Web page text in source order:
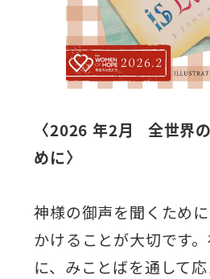
〈2026 年2月 全世界
めに〉
神様の御声を聞くため
かけることが大切です
に、みことばを通して